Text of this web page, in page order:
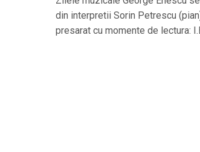
din interpretii Sorin Petrescu
presarat cu momente de lectura: